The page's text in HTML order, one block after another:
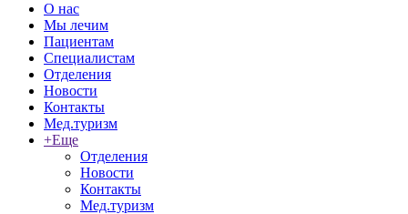
О нас
Мы лечим
Пациентам
Специалистам
Отделения
Новости
Контакты
Мед.туризм
+Еще
Отделения
Новости
Контакты
Мед.туризм